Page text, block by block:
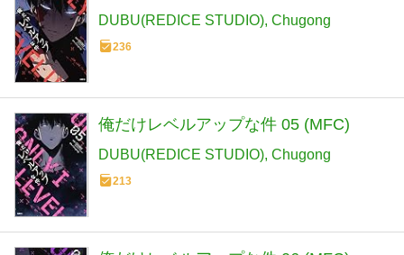
DUBU(REDICE STUDIO) Chugong
236
俺だけレベルアップな件 05 (MFC)
DUBU(REDICE STUDIO) Chugong
213